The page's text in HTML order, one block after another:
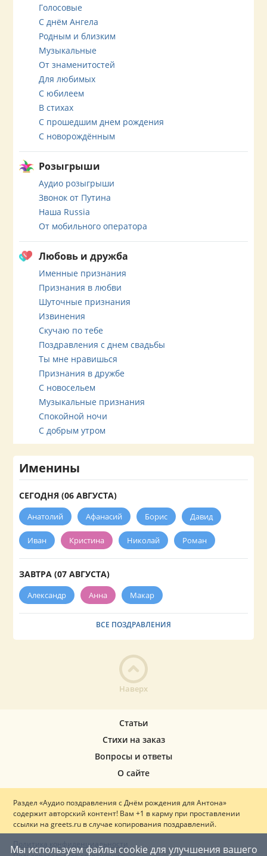
Голосовые
С днём Ангела
Родным и близким
Музыкальные
От знаменитостей
Для любимых
С юбилеем
В стихах
С прошедшим днем рождения
С новорождённым
Розыгрыши
Аудио розыгрыши
Звонок от Путина
Наша Russia
От мобильного оператора
Любовь и дружба
Именные признания
Признания в любви
Шуточные признания
Извинения
Скучаю по тебе
Поздравления с днем свадьбы
Ты мне нравишься
Признания в дружбе
С новосельем
Музыкальные признания
Спокойной ночи
С добрым утром
Именины
СЕГОДНЯ (06 АВГУСТА)
Анатолий Афанасий Борис Давид
Иван Кристина Николай Роман
ЗАВТРА (07 АВГУСТА)
Александр Анна Макар
ВСЕ ПОЗДРАВЛЕНИЯ
Наверх
Мы используем файлы cookie для улучшения вашего
Статьи
Стихи на заказ
Вопросы и ответы
О сайте
Раздел «Аудио поздравления с Днём рождения для Антона»
содержит авторский контент! Вам +1 в карму при проставлении
ссылки на greets.ru в случае копирования поздравлений.
Политика конфиденциальности